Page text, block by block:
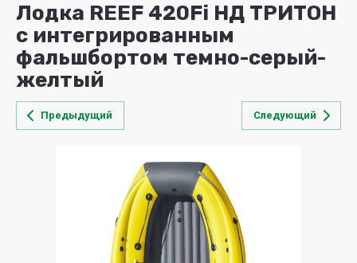
Лодка REEF 420Fi НД ТРИТОН
с интегрированным
фальшбортом темно-серый-
желтый
Предыдущий Следующий